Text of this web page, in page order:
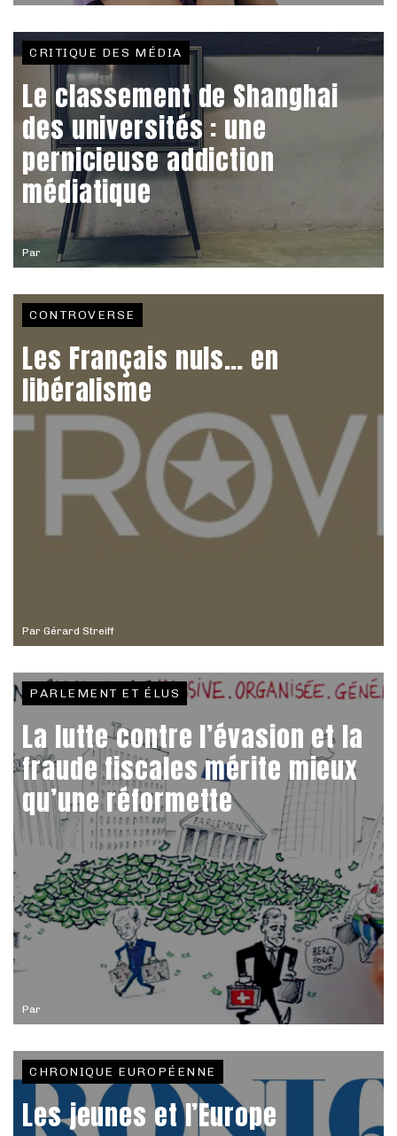
Par
CRITIQUE DES MÉDIA
Le classement de Shanghai
des universités : une
pernicieuse addiction
médiatique
Par Gérard Streiff
CONTROVERSE
Les Français nuls… en
libéralisme
Par
PARLEMENT ET ÉLUS
La lutte contre l’évasion et la
fraude fiscales mérite mieux
qu’une réformette
CHRONIQUE EUROPÉENNE
Les jeunes et l’Europe